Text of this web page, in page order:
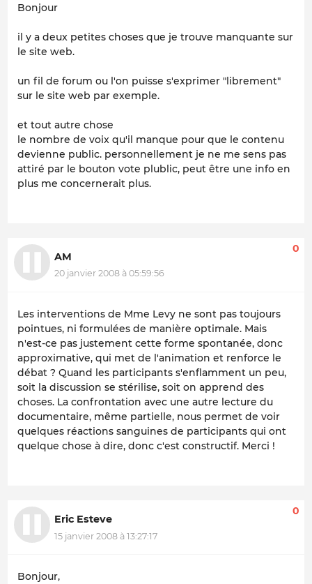
Bonjour
il y a deux petites choses que je trouve manquante sur
le site web.
un fil de forum ou l'on puisse s'exprimer "librement"
sur le site web par exemple.
et tout autre chose
le nombre de voix qu'il manque pour que le contenu
devienne public. personnellement je ne me sens pas
attiré par le bouton vote plublic, peut être une info en
plus me concernerait plus.
AM
20 janvier 2008 à 05:59:56
0
Les interventions de Mme Levy ne sont pas toujours
pointues, ni formulées de manière optimale. Mais
n'est-ce pas justement cette forme spontanée, donc
approximative, qui met de l'animation et renforce le
débat ? Quand les participants s'enflamment un peu,
soit la discussion se stérilise, soit on apprend des
choses. La confrontation avec une autre lecture du
documentaire, même partielle, nous permet de voir
quelques réactions sanguines de participants qui ont
quelque chose à dire, donc c'est constructif. Merci !
Eric Esteve
15 janvier 2008 à 13:27:17
0
Bonjour,